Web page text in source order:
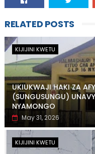
RELATED POSTS
KIJIJINI KWETU
UKIUKWAJI HAKI ZA
(SUNGUSUNGU)
NYAMONGO
May 31, 2026
KIJIJINI KWETU